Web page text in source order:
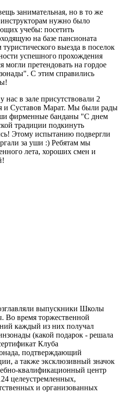
занимательная, но в то же
нужно было
учебы: посетить
на базе пансионата
выезда в поселок
успешного прохождения
могли претендовать на гордое
С этим справились
в зале присутствовали 2
и Суставов Марат. Мы были рады
фирменные банданы "С днем
традиции подкинуть
Этому испытанию подвергли
за уши :) Ребятам мы
лета, хороших смен и
выпускники Школы
Во время торжественной
каждый из них получал
(какой подарок - решала
Клуба
подтверждающий
а также эксклюзивный значок
квалификационный центр
целеустремленных,
и организованных